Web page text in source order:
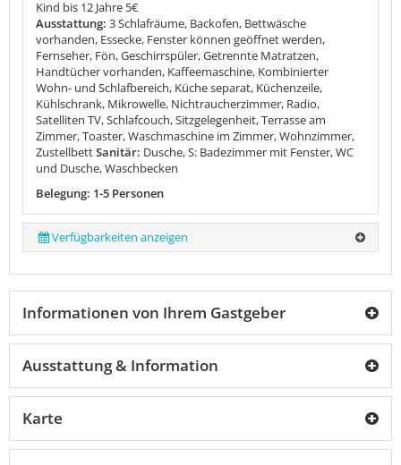
Kind bis 12 Jahre 5€
Ausstattung: 3 Schlafräume, Backofen, Bettwäsche
vorhanden, Essecke, Fenster können geöffnet werden,
Fernseher, Fön, Geschirrspüler, Getrennte Matratzen,
Handtücher vorhanden, Kaffeemaschine, Kombinierter
Wohn- und Schlafbereich, Küche separat, Küchenzeile,
Kühlschrank, Mikrowelle, Nichtraucherzimmer, Radio,
Satelliten TV, Schlafcouch, Sitzgelegenheit, Terrasse am
Zimmer, Toaster, Waschmaschine im Zimmer, Wohnzimmer,
ZustellbettSanitär: Dusche, S: Badezimmer mit Fenster, WC
und Dusche, Waschbecken
Belegung: 1-5 Personen
Verfügbarkeiten anzeigen
Informationen von Ihrem Gastgeber
Ausstattung & Information
Karte